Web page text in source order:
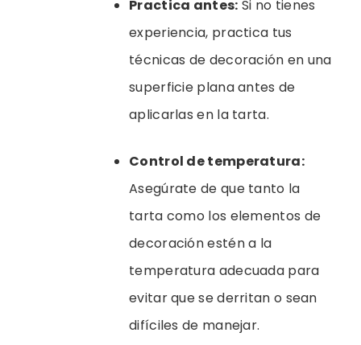
Practica antes: Si no tienes
experiencia, practica tus
técnicas de decoración en una
superficie plana antes de
aplicarlas en la tarta.
Control de temperatura:
Asegúrate de que tanto la
tarta como los elementos de
decoración estén a la
temperatura adecuada para
evitar que se derritan o sean
difíciles de manejar.